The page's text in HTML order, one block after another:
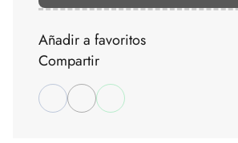
Añadir a favoritos
Compartir